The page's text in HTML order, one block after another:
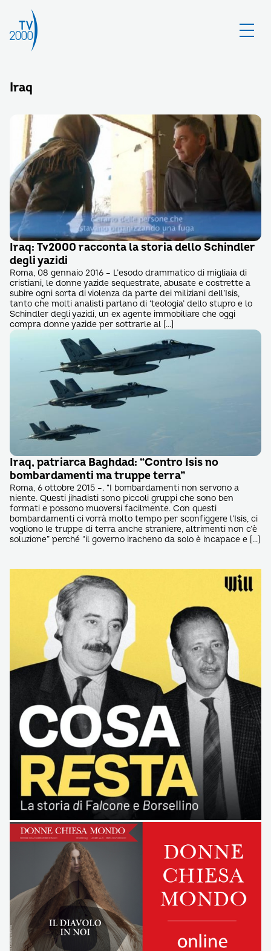
Iraq
Iraq: Tv2000 racconta la storia dello Schindler
degli yazidi
Roma, 08 gennaio 2016 – L’esodo drammatico di migliaia di
cristiani, le donne yazide sequestrate, abusate e costrette a
subire ogni sorta di violenza da parte dei miliziani dell’Isis,
tanto che molti analisti parlano di ‘teologia’ dello stupro e lo
Schindler degli yazidi, un ex agente immobiliare che oggi
compra donne yazide per sottrarle al […]
Iraq, patriarca Baghdad: “Contro Isis no
bombardamenti ma truppe terra”
Roma, 6 ottobre 2015 –. “I bombardamenti non servono a
niente. Questi jihadisti sono piccoli gruppi che sono ben
formati e possono muoversi facilmente. Con questi
bombardamenti ci vorrà molto tempo per sconfiggere l’Isis, ci
vogliono le truppe di terra anche straniere, altrimenti non c’è
soluzione” perché “il governo iracheno da solo è incapace e […]